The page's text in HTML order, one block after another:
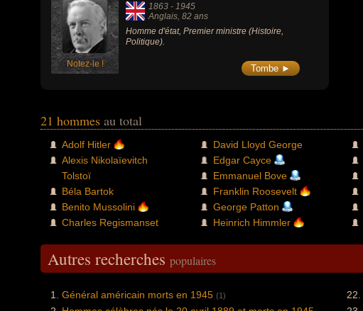
Notez-le !
1863 - 1945
Anglais, 82 ans
Homme d'état, Premier ministre (Histoire,
Politique).
Tombe ►
21 hommes au total
Adolf Hitler
Alexis Nikolaïevitch
Tolstoï
Béla Bartok
Benito Mussolini
Charles Regismanset
David Lloyd George
Edgar Cayce
Emmanuel Bove
Franklin Roosevelt
George Patton
Heinrich Himmler
Autres recherches populaires
Général américain morts en 1945 (1)